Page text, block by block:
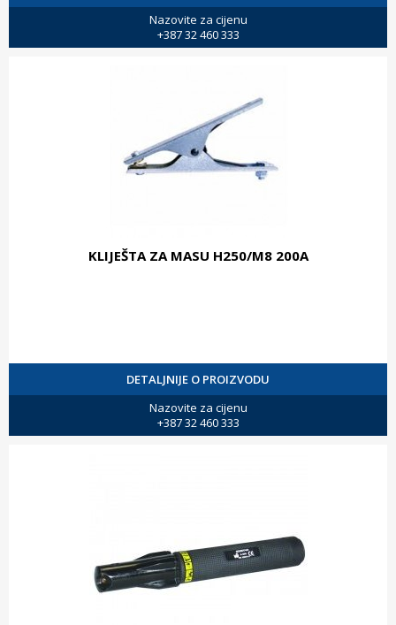
Nazovite za cijenu
+387 32 460 333
KLIJEŠTA ZA MASU H250/M8 200A
DETALJNIJE O PROIZVODU
Nazovite za cijenu
+387 32 460 333